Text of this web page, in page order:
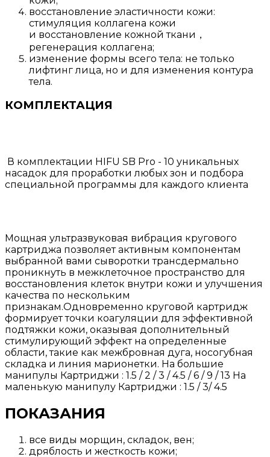
восстановление эластичности кожи:
стимуляция коллагена кожи
и восстановление кожной ткани，
регенерация коллагена;
изменение формы всего тела: не только
лифтинг лица, но и для изменения контура
тела.
КОМПЛЕКТАЦИЯ
В комплектации HIFU SB Pro - 10 уникальных
насадок для проработки любых зон и подбора
специальной программы для каждого клиента
Мощная ультразвуковая вибрация кругового
картриджа позволяет активным компонентам
выбранной вами сыворотки трансдермально
проникнуть в межклеточное пространство для
восстановления клеток внутри кожи и улучшения
качества по нескольким
признакам.Одновременно круговой картридж
формирует точки коагуляции для эффективной
подтяжки кожи, оказывая дополнительный
стимулирующий эффект на определенные
области, такие как межбровная дуга, носогубная
складка и линия марионетки. На большие
манипулы Картриджи : 1.5 / 2 / 3 / 4.5 / 6 / 9 / 13 На
маленькую манипулу Картриджи : 1.5 / 3/ 4.5
ПОКАЗАНИЯ
все виды морщин, складок, вен;
дряблость и жесткость кожи;